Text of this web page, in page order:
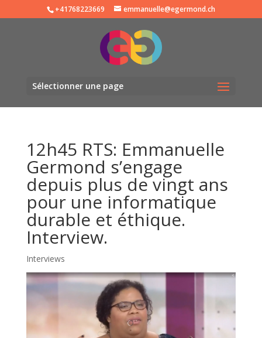
+41768223669 emmanuelle@egermond.ch
Sélectionner une page
12h45 RTS: Emmanuelle
Germond s’engage
depuis plus de vingt ans
pour une informatique
durable et éthique.
Interview.
Interviews